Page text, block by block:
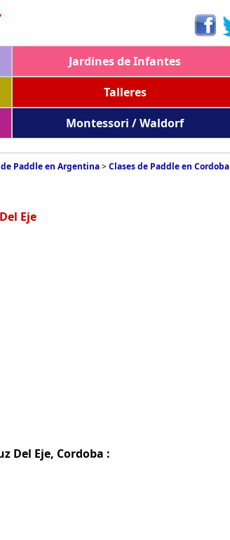
Jardines de Infantes
Talleres
Montessori / Waldorf
de Paddle en Argentina>Clases de Paddle en Cordoba
Eje
Del Eje, Cordoba :